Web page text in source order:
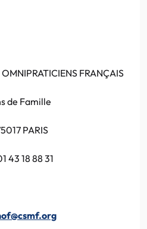
FRANÇAIS
de Famille
PARIS
43 18 88 31